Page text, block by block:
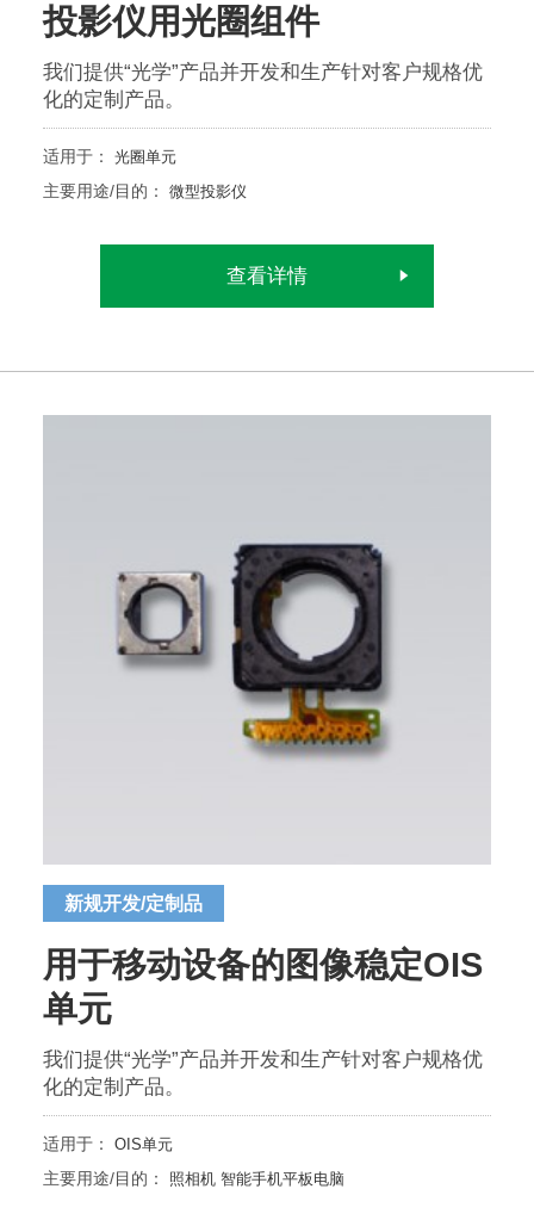
投影仪用光圈组件
我们提供“光学”产品并开发和生产针对客户规格优
化的定制产品。
适用于： 光圈单元
主要用途/目的： 微型投影仪
查看详情
新规开发/定制品
用于移动设备的图像稳定OIS
单元
我们提供“光学”产品并开发和生产针对客户规格优
化的定制产品。
适用于： OIS单元
主要用途/目的： 照相机 智能手机平板电脑